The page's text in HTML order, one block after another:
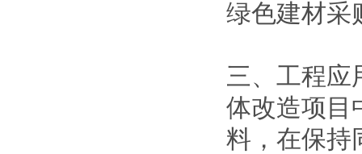
绿色建材采
三、工程应
体改造项目
料，在保持